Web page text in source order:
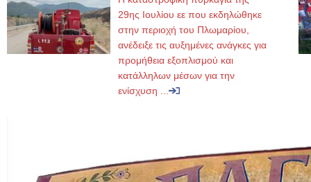
29ης Ιουλίου εε που εκδηλώθηκε
στην περιοχή του Πλωμαρίου,
ανέδειξε τις αυξημένες ανάγκες για
προμήθεια εξοπλισμού και
κατάλληλων μέσων για την
ενίσχυση ...